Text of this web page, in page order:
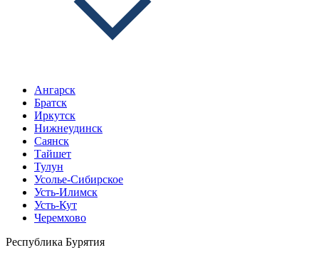
Ангарск
Братск
Иркутск
Нижнеудинск
Саянск
Тайшет
Тулун
Усолье-Сибирское
Усть-Илимск
Усть-Кут
Черемхово
Республика Бурятия